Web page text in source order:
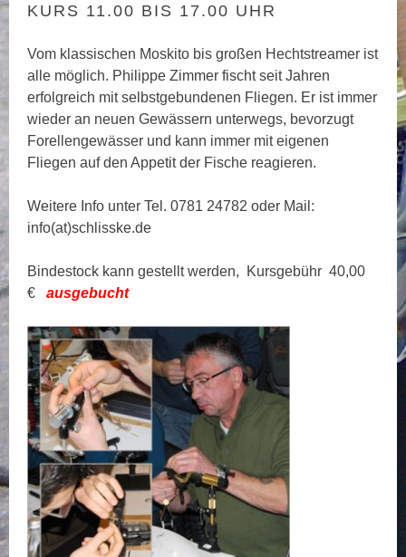
KURS 11.00 BIS 17.00 UHR
Vom klassischen Moskito bis großen Hechtstreamer ist
alle möglich. Philippe Zimmer fischt seit Jahren
erfolgreich mit selbstgebundenen Fliegen. Er ist immer
wieder an neuen Gewässern unterwegs, bevorzugt
Forellengewässer und kann immer mit eigenen
Fliegen auf den Appetit der Fische reagieren.
Weitere Info unter Tel. 0781 24782 oder Mail:
info(at)schlisske.de
Bindestock kann gestellt werden, Kursgebühr 40,00
€
ausgebucht